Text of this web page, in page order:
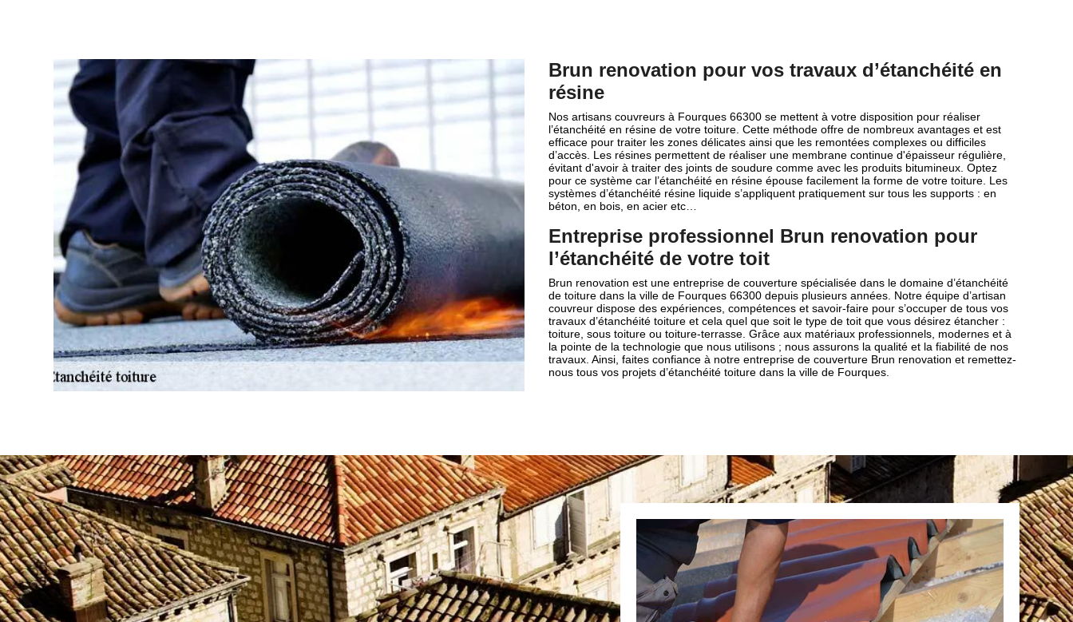
Brun renovation pour vos travaux d’étanchéité en
résine
Nos artisans couvreurs à Fourques 66300 se mettent à votre disposition pour réaliser
l’étanchéité en résine de votre toiture. Cette méthode offre de nombreux avantages et est
efficace pour traiter les zones délicates ainsi que les remontées complexes ou difficiles
d’accès. Les résines permettent de réaliser une membrane continue d'épaisseur régulière,
évitant d'avoir à traiter des joints de soudure comme avec les produits bitumineux. Optez
pour ce système car l’étanchéité en résine épouse facilement la forme de votre toiture. Les
systèmes d’étanchéité résine liquide s’appliquent pratiquement sur tous les supports : en
béton, en bois, en acier etc…
Entreprise professionnel Brun renovation pour
l’étanchéité de votre toit
Brun renovation est une entreprise de couverture spécialisée dans le domaine d’étanchéité
de toiture dans la ville de Fourques 66300 depuis plusieurs années. Notre équipe d’artisan
couvreur dispose des expériences, compétences et savoir-faire pour s’occuper de tous vos
travaux d’étanchéité toiture et cela quel que soit le type de toit que vous désirez étancher :
toiture, sous toiture ou toiture-terrasse. Grâce aux matériaux professionnels, modernes et à
la pointe de la technologie que nous utilisons ; nous assurons la qualité et la fiabilité de nos
travaux. Ainsi, faites confiance à notre entreprise de couverture Brun renovation et remettez-
nous tous vos projets d’étanchéité toiture dans la ville de Fourques.